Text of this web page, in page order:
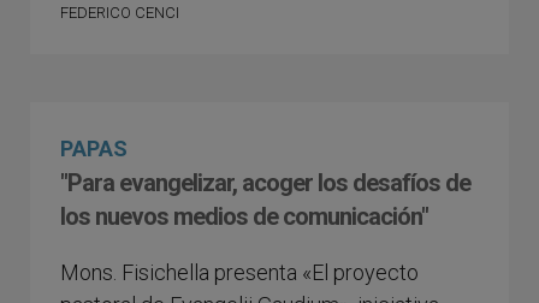
FEDERICO CENCI
PAPAS
"Para evangelizar, acoger los desafí­os de
los nuevos medios de comunicación"
Mons. Fisichella presenta «El proyecto